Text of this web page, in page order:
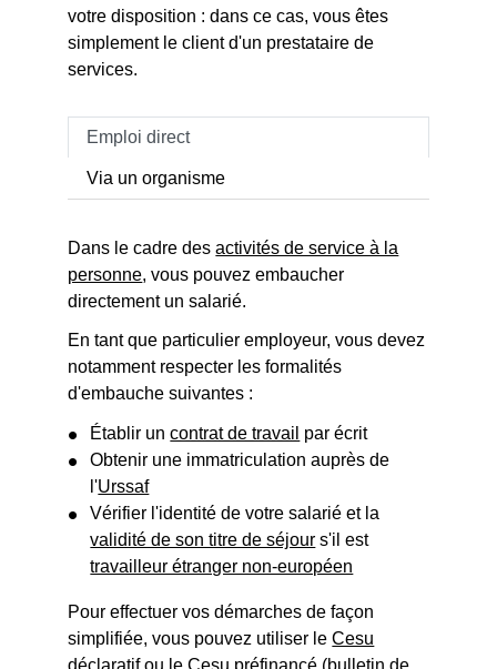
votre disposition : dans ce cas, vous êtes
simplement le client d'un prestataire de
services.
Emploi direct
Via un organisme
Dans le cadre desactivités de service à la
personne, vous pouvez embaucher
directement un salarié.
En tant que particulier employeur, vous devez
notamment respecter les formalités
d'embauche suivantes :
Établir uncontrat de travail par écrit
Obtenir une immatriculation auprès de
l'Urssaf
Vérifier l'identité de votre salarié et la
validité de son titre de séjour s'il est
travailleur étranger non-européen
Pour effectuer vos démarches de façon
simplifiée, vous pouvez utiliser leCesu